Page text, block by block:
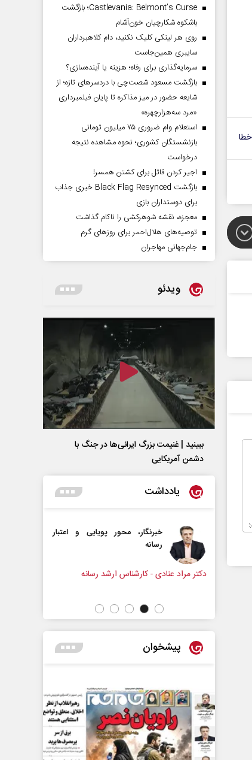
Castlevania: Belmont’s Curse؛ بازگشت
باشکوه شکارچیان خون‌آشام
روی هر لینکی کلیک نکنید، دام کلاهبرداران
سایبری همین‌جاست
سرمایه‌گذاری برای رفاه؛ هزینه یا آینده‌سازی؟
بازگشت مسعود شصت‌چی با دردسر‌های تازه؛ از
شایعه حضور در میز مذاکره تا پایان فیلمبرداری
«مرد سه‌هزارچهره»
استعلام وام ضروری ۷۵ میلیون تومانی
بازنشستگان کشوری؛ نحوه مشاهده نتیجه
درخواست
اجیر کردن قاتل برای کشتن همسر!
بازگشت Black Flag Resynced خبری جذاب
برای دوستداران بازی
معجزه، نقشه شوهرکشی را ناکام گذاشت
توصیه‌های هلال‌احمر برای روز‌های گرم
جام‌جهانی مهاجران
ویدئو
ببینید | غنیمت بزرگ ایرانی‌ها در جنگ با
دشمن آمریکایی
یادداشت
پویایی و اعتبار
ارشد رسانه
دروازه‌بانی اندوه در مسیر امید
پیشخوان